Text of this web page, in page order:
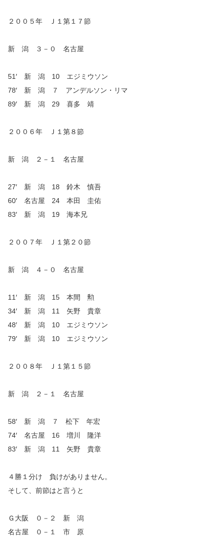
２００５年 Ｊ１第１７節
新 潟 ３－０ 名古屋
51′ 新 潟 10 エジミウソン
78′ 新 潟 ７ アンデルソン・リマ
89′ 新 潟 29 喜多 靖
２００６年 Ｊ１第８節
新 潟 ２－１ 名古屋
27′ 新 潟 18 鈴木 慎吾
60′ 名古屋 24 本田 圭佑
83′ 新 潟 19 海本兄
２００７年 Ｊ１第２０節
新 潟 ４－０ 名古屋
11′ 新 潟 15 本間 勲
34′ 新 潟 11 矢野 貴章
48′ 新 潟 10 エジミウソン
79′ 新 潟 10 エジミウソン
２００８年 Ｊ１第１５節
新 潟 ２－１ 名古屋
58′ 新 潟 ７ 松下 年宏
74′ 名古屋 16 増川 隆洋
83′ 新 潟 11 矢野 貴章
４勝１分け 負けがありません。
そして、前節はと言うと
Ｇ大阪 ０－２ 新 潟
名古屋 ０－１ 市 原